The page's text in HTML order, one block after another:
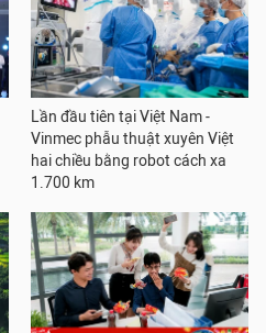
Lần đầu tiên tại Việt Nam -
Vinmec phẫu thuật xuyên Việt
hai chiều bằng robot cách xa
1.700 km